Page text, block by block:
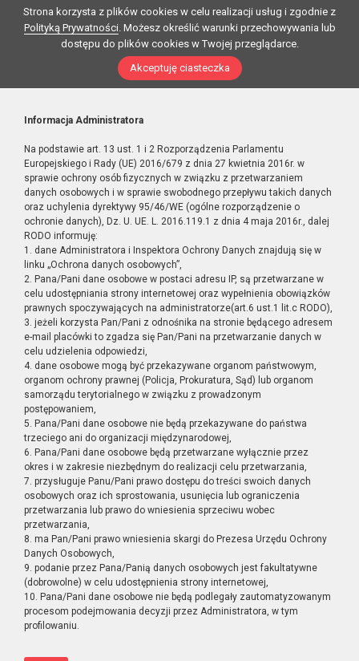
Strona korzysta z plików cookies w celu realizacji usług i zgodnie z
Polityką Prywatności. Możesz określić warunki przechowywania lub
dostępu do plików cookies w Twojej przeglądarce.
Akceptuję ciasteczka
Informacja Administratora
Na podstawie art. 13 ust. 1 i 2 Rozporządzenia Parlamentu
Europejskiego i Rady (UE) 2016/679 z dnia 27 kwietnia 2016r. w
sprawie ochrony osób fizycznych w związku z przetwarzaniem
danych osobowych i w sprawie swobodnego przepływu takich danych
oraz uchylenia dyrektywy 95/46/WE (ogólne rozporządzenie o
ochronie danych), Dz. U. UE. L. 2016.119.1 z dnia 4 maja 2016r., dalej
RODO informuję:
1. dane Administratora i Inspektora Ochrony Danych znajdują się w
linku „Ochrona danych osobowych”,
2. Pana/Pani dane osobowe w postaci adresu IP, są przetwarzane w
celu udostępniania strony internetowej oraz wypełnienia obowiązków
prawnych spoczywających na administratorze(art.6 ust.1 lit.c RODO),
3. jeżeli korzysta Pan/Pani z odnośnika na stronie będącego adresem
e-mail placówki to zgadza się Pan/Pani na przetwarzanie danych w
celu udzielenia odpowiedzi,
4. dane osobowe mogą być przekazywane organom państwowym,
organom ochrony prawnej (Policja, Prokuratura, Sąd) lub organom
samorządu terytorialnego w związku z prowadzonym
postępowaniem,
5. Pana/Pani dane osobowe nie będą przekazywane do państwa
trzeciego ani do organizacji międzynarodowej,
6. Pana/Pani dane osobowe będą przetwarzane wyłącznie przez
okres i w zakresie niezbędnym do realizacji celu przetwarzania,
7. przysługuje Panu/Pani prawo dostępu do treści swoich danych
osobowych oraz ich sprostowania, usunięcia lub ograniczenia
przetwarzania lub prawo do wniesienia sprzeciwu wobec
przetwarzania,
8. ma Pan/Pani prawo wniesienia skargi do Prezesa Urzędu Ochrony
Danych Osobowych,
9. podanie przez Pana/Panią danych osobowych jest fakultatywne
(dobrowolne) w celu udostępnienia strony internetowej,
10. Pana/Pani dane osobowe nie będą podlegały zautomatyzowanym
procesom podejmowania decyzji przez Administratora, w tym
profilowaniu.